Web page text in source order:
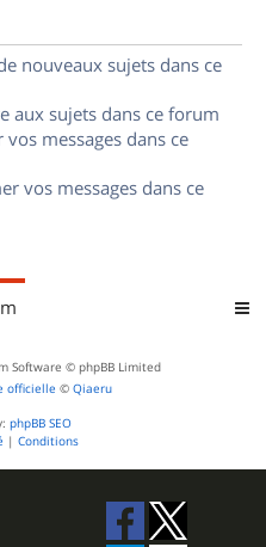
nouveaux sujets dans ce
aux sujets dans ce forum
messages dans ce
vos messages dans ce
Software © phpBB Limited
officielle © Qiaeru
phpBB SEO
| Conditions